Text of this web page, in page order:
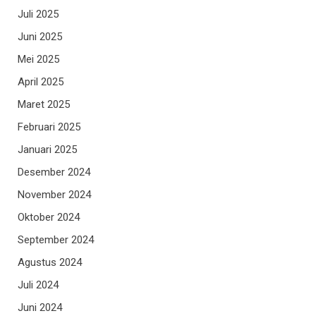
Juli 2025
Juni 2025
Mei 2025
April 2025
Maret 2025
Februari 2025
Januari 2025
Desember 2024
November 2024
Oktober 2024
September 2024
Agustus 2024
Juli 2024
Juni 2024